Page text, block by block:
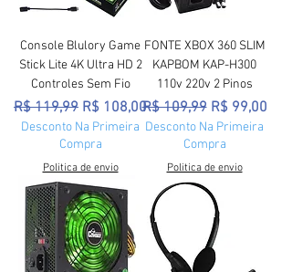
Console Blulory Game
Stick Lite 4K Ultra HD 2
Controles Sem Fio
Preço normal
R$ 119,99 Preço promocional
R$ 108,00
Desconto Na Primeira
Compra
Politica de envio
FONTE XBOX 360 SLIM
KAPBOM KAP-H300
110v 220v 2 Pinos
Preço normal
R$ 109,99 Preço
R$ 99,00
Desconto Na Primeira
Compra
Politica de envio